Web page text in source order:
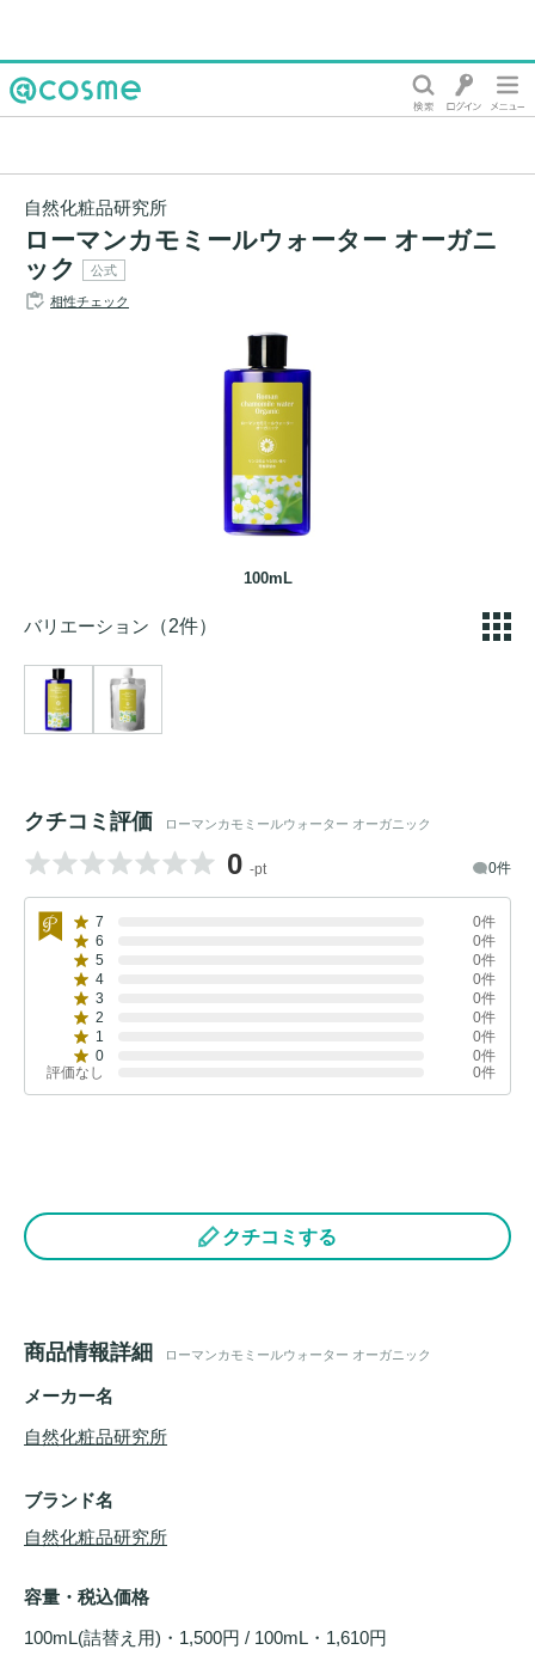
自然化粧品研究所
ローマンカモミールウォーター オーガニ
ック
公式
相性チェック
100mL
バリエーション （2件）
クチコミ評価 ローマンカモミールウォーター オーガニック
0 -pt 0件
7
0件
6
0件
5
0件
4
0件
3
0件
2
0件
1
0件
0
0件
評価なし
0件
クチコミする
商品情報詳細 ローマンカモミールウォーター オーガニック
メーカー名
自然化粧品研究所
ブランド名
自然化粧品研究所
容量・税込価格
100mL(詰替え用)・1,500円 / 100mL・1,610円